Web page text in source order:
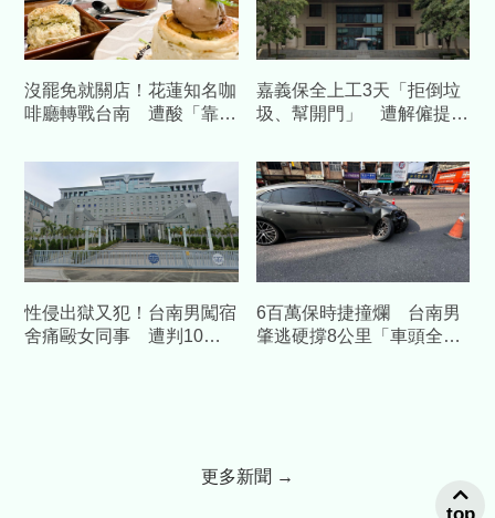
沒罷免就關店！花蓮知名咖
啡廳轉戰台南 遭酸「靠補
嘉義保全上工3天「拒倒垃
圾、幫開門」 遭解僱提告
性侵出獄又犯！台南男闖宿
舍痛毆女同事 遭判10
6百萬保時捷撞爛 台南男
肇逃硬撐8公里「車頭全
更多新聞 →
top